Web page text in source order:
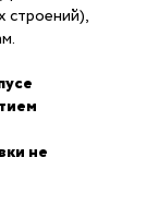
строений),
не